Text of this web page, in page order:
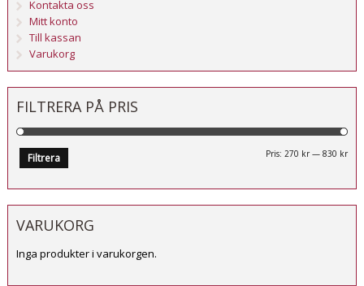
Kontakta oss
Mitt konto
Till kassan
Varukorg
FILTRERA PÅ PRIS
Filtrera Pris:270 kr —830 kr
VARUKORG
Inga produkter i varukorgen.